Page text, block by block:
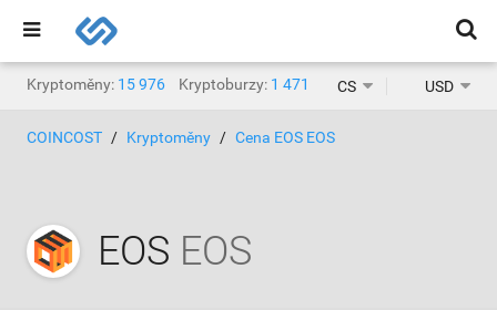
Kryptoměny: 15 976 Kryptoburzy: 1 471 CS USD
COINCOST Kryptoměny Cena EOS EOS
EOS EOS